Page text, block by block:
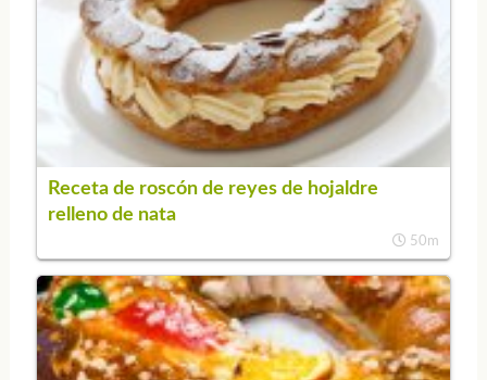
Receta de roscón de reyes de hojaldre
relleno de nata
50m